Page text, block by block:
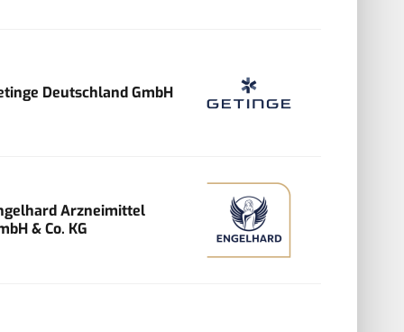
Deutschland GmbH
Arzneimittel
& Co. KG